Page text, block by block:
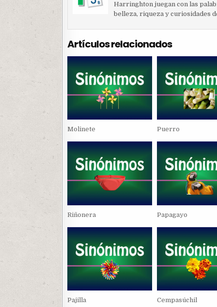
Harringhton juegan con las
belleza, riqueza y curiosidades
Artículos relacionados
Molinete Puerro
Riñonera Papagayo
Pajilla Cempasúchil